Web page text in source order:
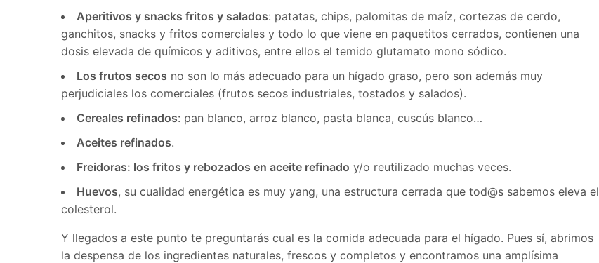
Aperitivos y snacks fritos y salados: patatas, chips, palomitas de maíz, cortezas de cerdo,
ganchitos, snacks y fritos comerciales y todo lo que viene en paquetitos cerrados, contienen una
dosis elevada de químicos y aditivos, entre ellos el temido glutamato mono sódico.
Los frutos secos no son lo más adecuado para un hígado graso, pero son además muy
perjudiciales los comerciales (frutos secos industriales, tostados y salados).
Cereales refinados: pan blanco, arroz blanco, pasta blanca, cuscús blanco…
Aceites refinados.
Freidoras: los fritos y rebozados en aceite refinado y/o reutilizado muchas veces.
Huevos, su cualidad energética es muy yang, una estructura cerrada que tod@s sabemos eleva el
colesterol.
Y llegados a este punto te preguntarás cual es la comida adecuada para el hígado. Pues sí, abrimos
la despensa de los ingredientes naturales, frescos y completos y encontramos una amplísima